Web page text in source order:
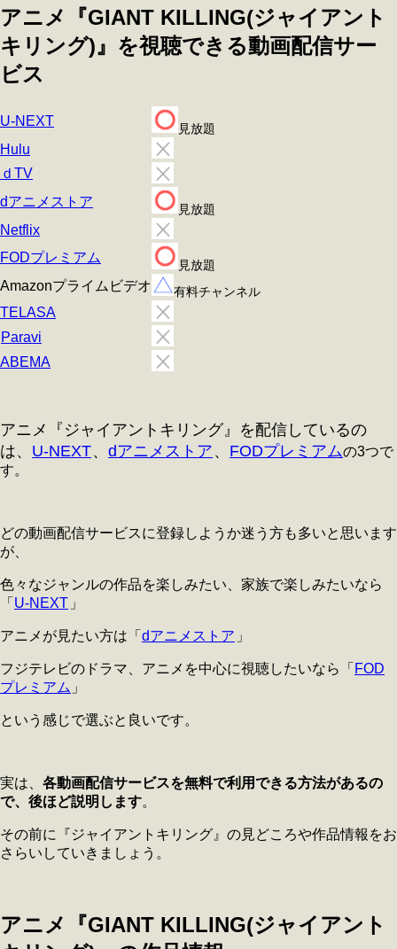
アニメ『GIANT KILLING(ジャイアント
キリング)』を視聴できる動画配信サー
ビス
U-NEXT 見放題
Hulu
ｄTV
dアニメストア
見放題
Netflix
FODプレミアム
見放題
Amazonプライムビデオ 有料チャンネル
TELASA
Paravi
ABEMA
アニメ『ジャイアントキリング』を配信しているの
は、 U-NEXT、 dアニメストア 、 FODプレミアムの3つで
す。
どの動画配信サービスに登録しようか迷う方も多いと思います
が、
色々なジャンルの作品を楽しみたい、家族で楽しみたいなら
「 U-NEXT 」
アニメが見たい方は「 dアニメストア 」
フジテレビのドラマ、アニメを中心に視聴したいなら「 FOD
プレミアム 」
という感じで選ぶと良いです。
実は、 各動画配信サービスを無料で利用できる方法があるの
で、後ほど説明します。
その前に『ジャイアントキリング』の見どころや作品情報をお
さらいしていきましょう。
アニメ『GIANT KILLING(ジャイアント